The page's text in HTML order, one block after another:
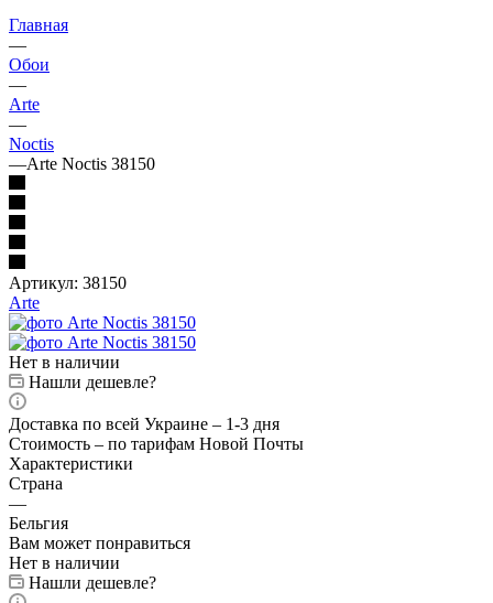
Главная
—
Обои
—
Arte
—
Noctis
—Arte Noctis 38150
Артикул: 38150
Arte
Нет в наличии
Нашли дешевле?
Доставка по всей Украине – 1-3 дня
Стоимость – по тарифам Новой Почты
Характеристики
Страна
—
Бельгия
Вам может понравиться
Нет в наличии
Нашли дешевле?